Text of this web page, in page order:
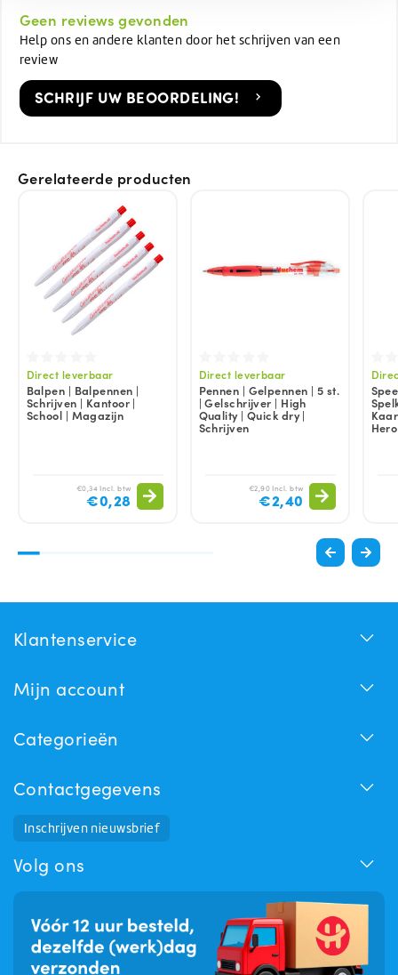
Geen reviews gevonden
Help ons en andere klanten door het schrijven van een
review
SCHRIJF UW BEOORDELING!
Gerelateerde producten
Direct leverbaar
Balpen | Balpennen |
Schrijven | Kantoor |
School | Magazijn
€0,34 Incl. btw
€0,28
Direct leverbaar
Pennen | Gelpennen | 5 st.
| Gelschrijver | High
Quality | Quick dry |
Schrijven
€2,90 Incl. btw
€2,40
Hero
Klantenservice
Mijn account
Categorieën
Contactgegevens
Inschrijven nieuwsbrief
Volg ons